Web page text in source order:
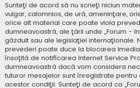
Sunteţi de acord să nu scrieţi niciun
vulgar, calomnios, de ură, ameninţare,
orice alt material care poate viola
dumneavoastră, ale ţării unde „Forum -
găzduit sau ale legislaţiei internaţionale.
prevederi poate duce la blocarea
însoţită de notificarea Internet Service
dumneavoastră dacă vom considera
tuturor mesajelor sunt înregistrate
acestor condiţii. Sunteţi de acord ca